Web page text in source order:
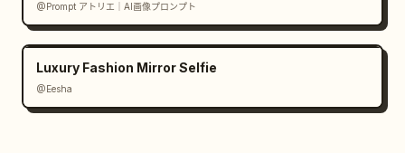
@Prompt アトリエ｜AI画像プロンプト
Luxury Fashion Mirror Selfie
@Eesha